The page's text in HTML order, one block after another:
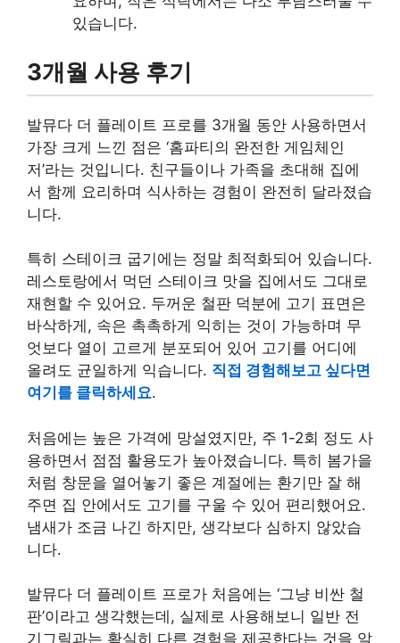
있습니다.
3개월 사용 후기
발뮤다 더 플레이트 프로를 3개월 동안 사용하면서
가장 크게 느낀 점은 ‘홈파티의 완전한 게임체인
저’라는 것입니다. 친구들이나 가족을 초대해 집에
서 함께 요리하며 식사하는 경험이 완전히 달라졌습
니다.
특히 스테이크 굽기에는 정말 최적화되어 있습니다.
레스토랑에서 먹던 스테이크 맛을 집에서도 그대로
재현할 수 있어요. 두꺼운 철판 덕분에 고기 표면은
바삭하게, 속은 촉촉하게 익히는 것이 가능하며 무
엇보다 열이 고르게 분포되어 있어 고기를 어디에
올려도 균일하게 익습니다. 직접 경험해보고 싶다면
여기를 클릭하세요.
처음에는 높은 가격에 망설였지만, 주 1-2회 정도 사
용하면서 점점 활용도가 높아졌습니다. 특히 봄가을
처럼 창문을 열어놓기 좋은 계절에는 환기만 잘 해
주면 집 안에서도 고기를 구울 수 있어 편리했어요.
냄새가 조금 나긴 하지만, 생각보다 심하지 않았습
니다.
발뮤다 더 플레이트 프로가 처음에는 ‘그냥 비싼 철
판’이라고 생각했는데, 실제로 사용해보니 일반 전
기그릴과는 확실히 다른 경험을 제공한다는 것을 알